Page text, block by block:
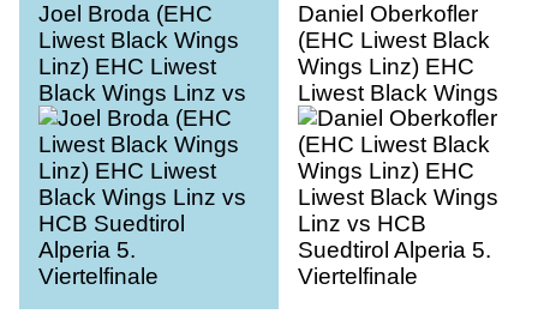
Joel Broda (EHC
Liwest Black Wings
Linz) EHC Liwest
Black Wings Linz vs
HCB Suedtirol
Alperia 5.
Viertelfinale
Daniel Oberkofler
(EHC Liwest Black
Wings Linz) EHC
Liwest Black Wings
Linz vs HCB
Suedtirol Alperia 5.
Viertelfinale